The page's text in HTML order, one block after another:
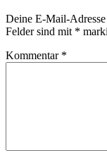
Deine E-Mail-
Felder sind mit *
Kommentar *